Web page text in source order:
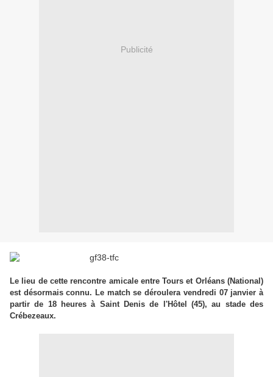
Publicité
Le lieu de cette rencontre amicale entre Tours et Orléans (National)
est désormais connu. Le match se déroulera vendredi 07 janvier à
partir de 18 heures à Saint Denis de l'Hôtel (45), au stade des
Crébezeaux.